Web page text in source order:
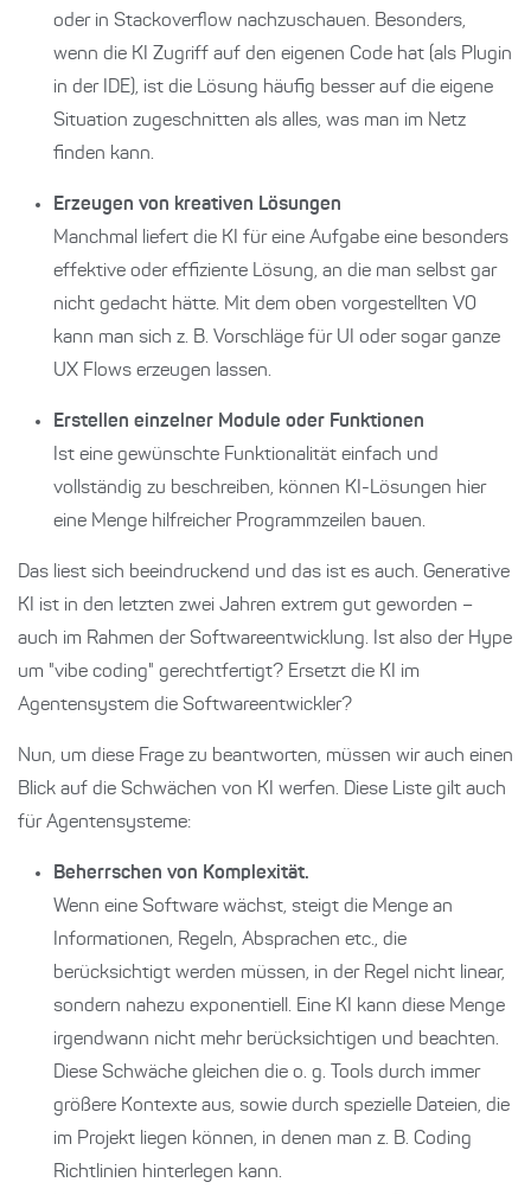
oder in Stackoverflow nachzuschauen. Besonders,
wenn die KI Zugriff auf den eigenen Code hat (als Plugin
in der IDE), ist die Lösung häufig besser auf die eigene
Situation zugeschnitten als alles, was man im Netz
finden kann.
Erzeugen von kreativen Lösungen
Manchmal liefert die KI für eine Aufgabe eine besonders
effektive oder effiziente Lösung, an die man selbst gar
nicht gedacht hätte. Mit dem oben vorgestellten V0
kann man sich z. B. Vorschläge für UI oder sogar ganze
UX Flows erzeugen lassen.
Erstellen einzelner Module oder Funktionen
Ist eine gewünschte Funktionalität einfach und
vollständig zu beschreiben, können KI-Lösungen hier
eine Menge hilfreicher Programmzeilen bauen.
Das liest sich beeindruckend und das ist es auch. Generative
KI ist in den letzten zwei Jahren extrem gut geworden –
auch im Rahmen der Softwareentwicklung. Ist also der Hype
um "vibe coding" gerechtfertigt? Ersetzt die KI im
Agentensystem die Softwareentwickler?
Nun, um diese Frage zu beantworten, müssen wir auch einen
Blick auf die Schwächen von KI werfen. Diese Liste gilt auch
für Agentensysteme:
Beherrschen von Komplexität.
Wenn eine Software wächst, steigt die Menge an
Informationen, Regeln, Absprachen etc., die
berücksichtigt werden müssen, in der Regel nicht linear,
sondern nahezu exponentiell. Eine KI kann diese Menge
irgendwann nicht mehr berücksichtigen und beachten.
Diese Schwäche gleichen die o. g. Tools durch immer
größere Kontexte aus, sowie durch spezielle Dateien, die
im Projekt liegen können, in denen man z. B. Coding
Richtlinien hinterlegen kann.